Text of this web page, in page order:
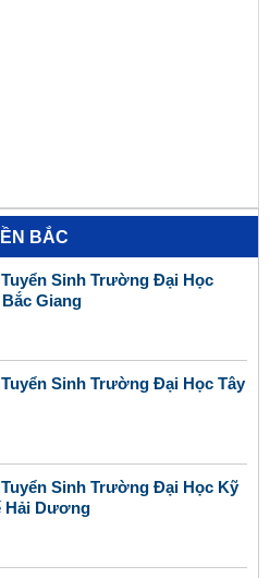
BẮC
Sinh Trường Đại Học
Giang
Sinh Trường Đại Học Tây
Sinh Trường Đại Học Kỹ
Hải Dương